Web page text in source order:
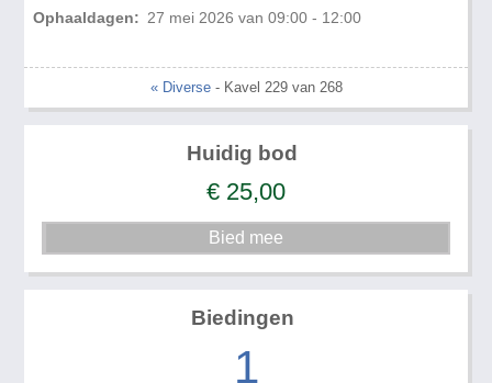
Ophaaldagen: 27 mei 2026 van 09:00 - 12:00
« Diverse- Kavel 229 van 268
Huidig bod
€ 25,00
Biedingen
1